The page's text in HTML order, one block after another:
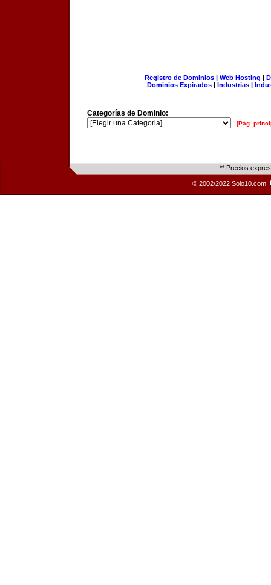
Registro de Dominios| Web Hosting |
Dominios Expirados | Industrias |
Categorías de Dominio:
[Pág.
** Precios
© 2002/2022 Solo10.com